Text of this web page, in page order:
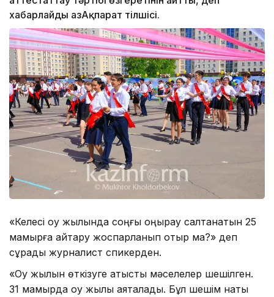
хабарлайды ҚазАқпарат тілшісі.
«Келесі оқу жылында соңғы қоңырау салтанатын 25
мамырға қайтару жоспарланып отыр ма?» деп
сұрады журналист спикерден.
«Оқу жылын өткізуге қатысты мәселелер шешілген.
31 мамырда оқу жылы аяқталады. Бұл шешім нақты